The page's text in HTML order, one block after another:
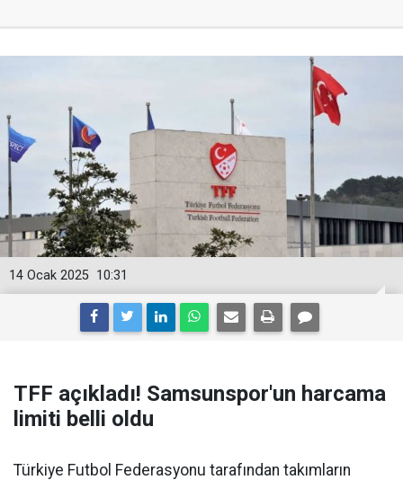
10:31
14 Ocak 2025
TFF açıkladı! Samsunspor'un harcama
limiti belli oldu
Türkiye Futbol Federasyonu tarafından takımların